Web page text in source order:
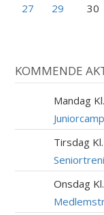
27 29 30
KOMMENDE
Mandag
Juniorcamp
Tirsdag
Onsdag